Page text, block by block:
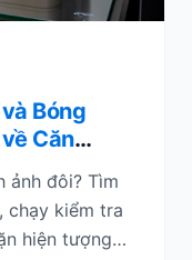
Bóng
Căn
ảnh đôi? Tìm
chạy kiểm tra
hiện tượng